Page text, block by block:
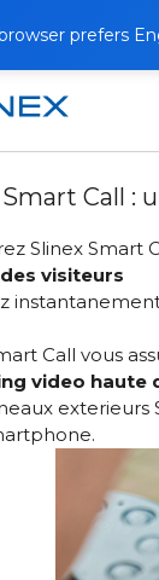
prefers
Actualités
Call :
Slinex Smart
visiteurs
Call vous
video haute